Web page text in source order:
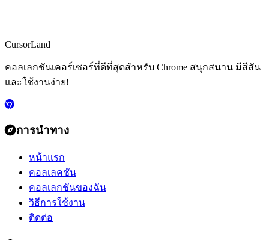
CursorLand
คอลเลกชันเคอร์เซอร์ที่ดีที่สุดสำหรับ Chrome สนุกสนาน มีสีสัน
และใช้งานง่าย!
การนำทาง
หน้าแรก
คอลเลคชัน
คอลเลกชันของฉัน
วิธีการใช้งาน
ติดต่อ